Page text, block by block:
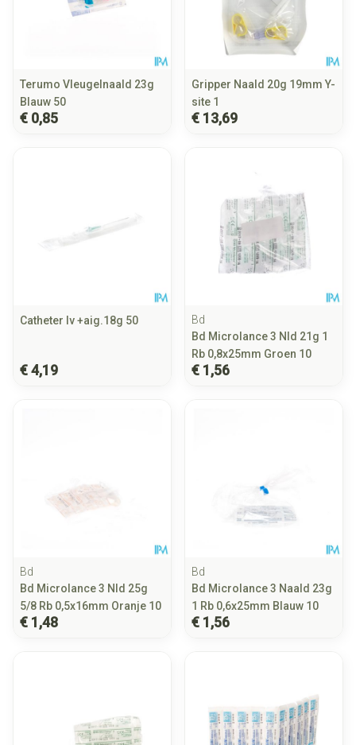
Terumo Vleugelnaald 23g
Blauw 50
€ 0,85
Gripper Naald 20g 19mm Y-
site 1
€ 13,69
Catheter Iv +aig.18g 50
€ 4,19
Bd
Bd Microlance 3 Nld 21g 1
Rb 0,8x25mm Groen 10
€ 1,56
Bd
Bd Microlance 3 Nld 25g
5/8 Rb 0,5x16mm Oranje 10
€ 1,48
Bd
Bd Microlance 3 Naald 23g
1 Rb 0,6x25mm Blauw 10
€ 1,56